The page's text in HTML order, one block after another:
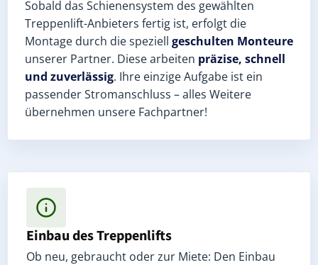
Sobald das Schienensystem des gewählten
Treppenlift-Anbieters fertig ist, erfolgt die
Montage durch die speziell geschulten Monteure
unserer Partner. Diese arbeiten präzise, schnell
und zuverlässig. Ihre einzige Aufgabe ist ein
passender Stromanschluss – alles Weitere
übernehmen unsere Fachpartner!
Einbau des Treppenlifts
Ob neu, gebraucht oder zur Miete: Den Einbau